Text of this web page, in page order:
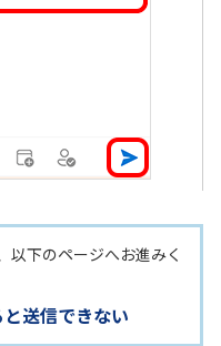
以下のページへお進みく
送信できない